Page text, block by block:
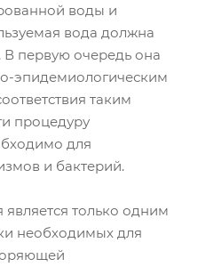
воды и
вода должна
В первую очередь она
эпидемиологическим
таким
процедуру
для
и бактерий.
только одним
необходимых для